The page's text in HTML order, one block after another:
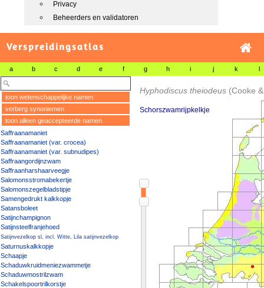
Privacy
Beheerders en validatoren
Verspreidingsatlas
a b c d e f g h i j k l
toon wetenschappelijke namen
verberg synoniemen
toon alleen geaccepteerde namen
Saffraanamaniet
Saffraanamaniet (var. crocea)
Saffraanamaniet (var. subnudipes)
Saffraangordijnzwam
Saffraanharshaarveegje
Salomonsstromabekertje
Salomonszegelbladstipje
Samengedrukt kalkkopje
Satansboleet
Satijnchampignon
Satijnsteelfranjehoed
Satijnvezelkop sl, incl. Witte, Lila satijnvezelkop
Saturnuskalkkopje
Schaapje
Schaduwkruidmeniezwammetje
Schaduwmostrilzwam
Schakelspoortrilkorstje
Hyphodiscus theiodeus (Cooke
Schorszwamrijpkelkje